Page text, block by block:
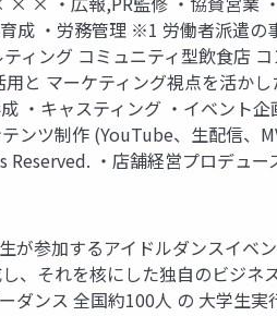
成 ・労務管理 ※1 労働者派遣の
ィング コミュニティ型飲食店
と マーケティング視点を活かし
・キャスティング ・イベント企
ンツ制作 (YouTube、生配信、
・店舗経営プロデュー
参加するアイドルダンスイベ
、それを核にした独自のビジネ
ダンス 全国約100人 の 大学生実